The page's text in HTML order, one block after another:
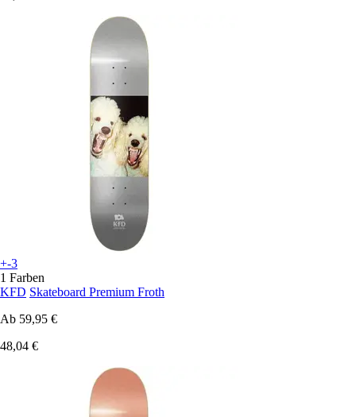
+-3
1 Farben
KFD Skateboard Premium Froth
Ab 59,95 €
48,04 €